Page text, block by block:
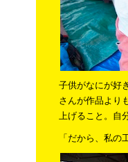
子供がなにが好
さんが作品より
上げること。自
「だから、私